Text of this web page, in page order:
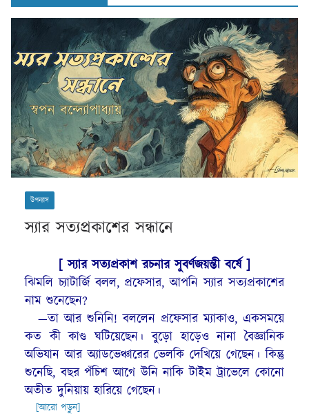
উপন্যাস
স্যার সত্যপ্রকাশের সন্ধানে
[ স্যার সত্যপ্রকাশ রচনার সুবর্ণজয়ন্তী বর্ষে ]
ঝিমলি চ্যাটার্জি বলল, প্রফেসার, আপনি স্যার সত্যপ্রকাশের
নাম শুনেছেন?
—তা আর শুনিনি! বললেন প্রফেসার ম্যাকাও, একসময়ে
কত কী কাণ্ড ঘটিয়েছেন। বুড়ো হাড়েও নানা বৈজ্ঞানিক
অভিযান আর অ্যাডভেঞ্চারের ভেলকি দেখিয়ে গেছেন। কিন্তু
শুনেছি, বছর পঁচিশ আগে উনি নাকি টাইম ট্রাভেলে কোনো
অতীত দুনিয়ায় হারিয়ে গেছেন।
[আরো পড়ুন]